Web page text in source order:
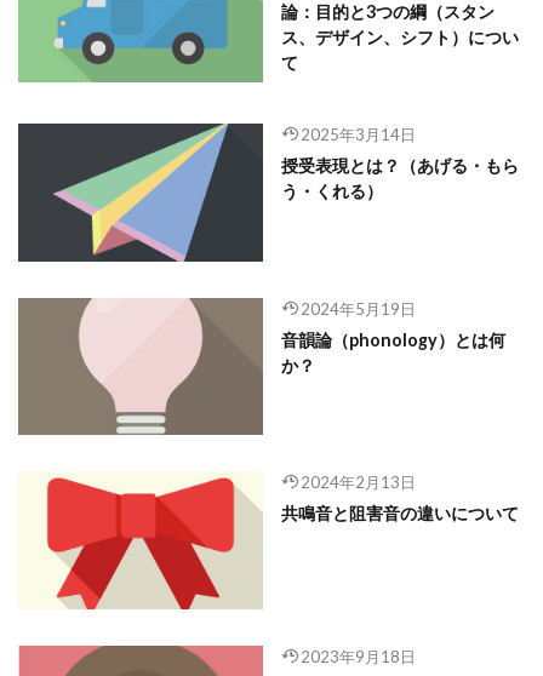
論：目的と3つの綱（スタン
ス、デザイン、シフト）につい
て
2025年3月14日
授受表現とは？（あげる・もら
う・くれる）
2024年5月19日
音韻論（phonology）とは何
か？
2024年2月13日
共鳴音と阻害音の違いについて
2023年9月18日